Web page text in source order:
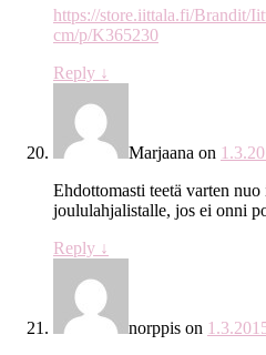
https://store.iittala.fi/Brandit/
cm/p/K365230
Reply ↓
Marjaana on
Ehdottomasti teetä varten
joululahjalistalle, jos ei onni
Reply ↓
norppis on